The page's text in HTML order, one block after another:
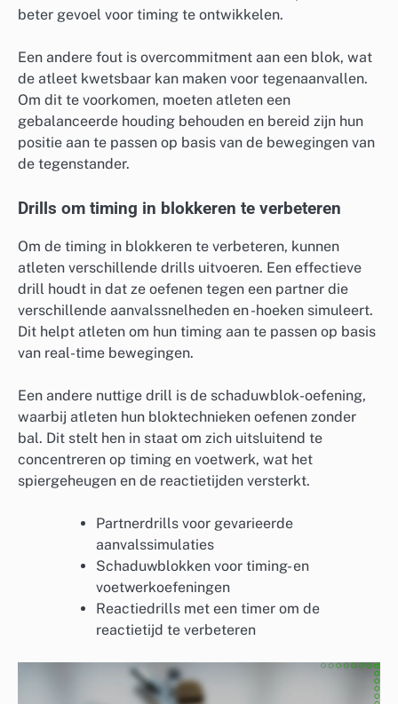
beter gevoel voor timing te ontwikkelen.
Een andere fout is overcommitment aan een blok, wat
de atleet kwetsbaar kan maken voor tegenaanvallen.
Om dit te voorkomen, moeten atleten een
gebalanceerde houding behouden en bereid zijn hun
positie aan te passen op basis van de bewegingen van
de tegenstander.
Drills om timing in blokkeren te verbeteren
Om de timing in blokkeren te verbeteren, kunnen
atleten verschillende drills uitvoeren. Een effectieve
drill houdt in dat ze oefenen tegen een partner die
verschillende aanvalssnelheden en -hoeken simuleert.
Dit helpt atleten om hun timing aan te passen op basis
van real-time bewegingen.
Een andere nuttige drill is de schaduwblok-oefening,
waarbij atleten hun bloktechnieken oefenen zonder
bal. Dit stelt hen in staat om zich uitsluitend te
concentreren op timing en voetwerk, wat het
spiergeheugen en de reactietijden versterkt.
Partnerdrills voor gevarieerde
aanvalssimulaties
Schaduwblokken voor timing- en
voetwerkoefeningen
Reactiedrills met een timer om de
reactietijd te verbeteren